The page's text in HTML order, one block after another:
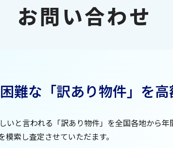
お問い合わせ
難な「訳あり物件」を高
と言われる「訳あり物件」を全国各地から年
索し査定させていただます。